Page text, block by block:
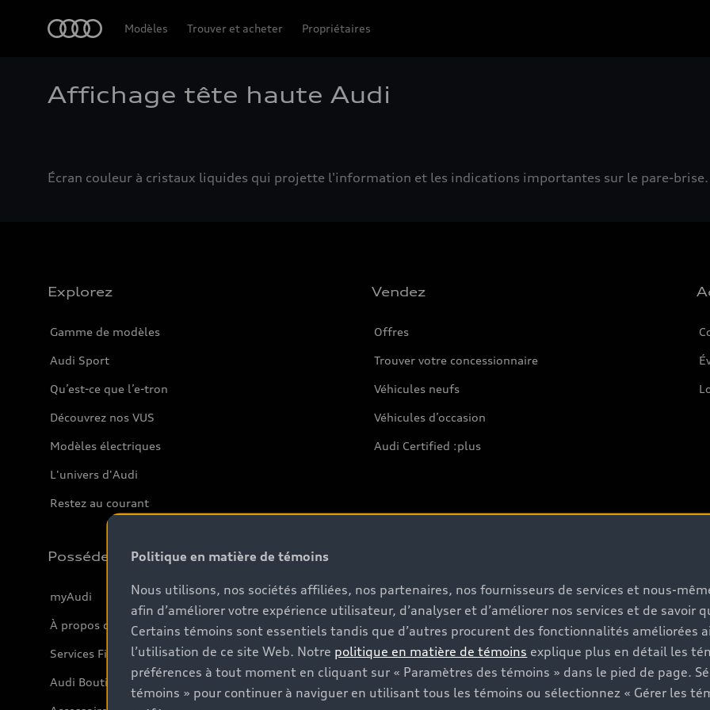
Politique en matière de témoins
Nous utilisons, nos sociétés affiliées, nos partenaires, nos fournisseurs de services et nous-
afin d’améliorer votre expérience utilisateur, d’analyser et d’améliorer nos services et de savoir
Certains témoins sont essentiels tandis que d’autres procurent des fonctionnalités améliorées
l’utilisation de ce site Web. Notre politique en matière de témoins explique plus en détail les
préférences à tout moment en cliquant sur « Paramètres des témoins » dans le pied de page.
témoins » pour continuer à naviguer en utilisant tous les témoins ou sélectionnez « Gérer les
Modèles Trouver et acheter Propriétaires
Affichage tête haute Audi
Écran couleur à cristaux liquides qui projette l'information et les indications importantes sur le pare-brise.
Explorez
Gamme de modèles
Audi Sport
Qu’est-ce que l’e-tron
Découvrez nos VUS
Modèles électriques
L'univers d'Audi
Restez au courant
Vendez
Offres
Trouver votre concessionnaire
Véhicules neufs
Véhicules d’occasion
Audi Certified :plus
Possédez
myAudi
À propos de myAudi
Services Financiers Audi
Audi Boutique
Pour nous joindre
Rappels
Informations sur la batterie